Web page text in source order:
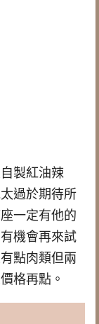
製紅油辣
過於期待所
一定有他的
機會再來試
點肉類但兩
格再點。